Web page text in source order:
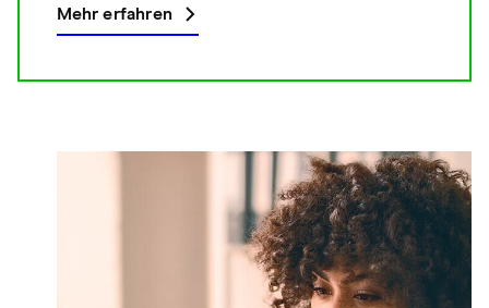
Mehr erfahren